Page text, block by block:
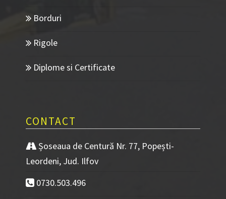
Borduri
Rigole
Diplome si Certificate
CONTACT
Șoseaua de Centură Nr. 77, Popești-
Leordeni, Jud. Ilfov
0730.503.496